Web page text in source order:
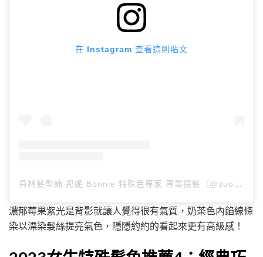
在 Instagram 查看這則貼文
員林髮型師 邦妮 Bonnie 特殊色專家 專業接髮（@suo12350）分享的貼文
濃郁莓果紫光是背影就讓人覺得很有氣質，奶茶色內餡線條
染以漂染髮絲提亮氣色，隱隱約約的看起來更有高級感！